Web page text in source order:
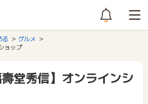
る
グルメ
ョップ
堂秀信】オンラインシ